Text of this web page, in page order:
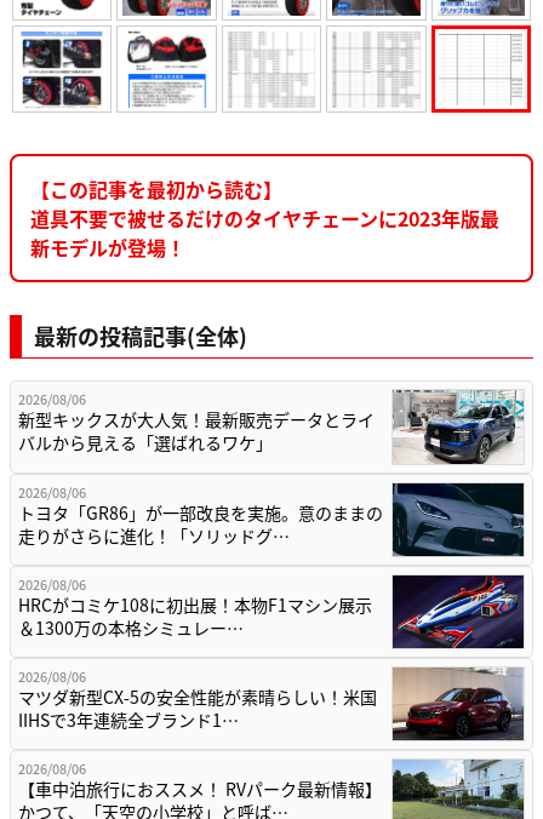
【この記事を最初から読む】
道具不要で被せるだけのタイヤチェーンに2023年版最
新モデルが登場！
最新の投稿記事(全体)
2026/08/06
新型キックスが大人気！最新販売データとライ
バルから見える「選ばれるワケ」
2026/08/06
トヨタ「GR86」が一部改良を実施。意のままの
走りがさらに進化！「ソリッドグ…
2026/08/06
HRCがコミケ108に初出展！本物F1マシン展示
＆1300万の本格シミュレー…
2026/08/06
マツダ新型CX-5の安全性能が素晴らしい！米国
IIHSで3年連続全ブランド1…
2026/08/06
【車中泊旅行におススメ！ RVパーク最新情報】
かつて、「天空の小学校」と呼ば…